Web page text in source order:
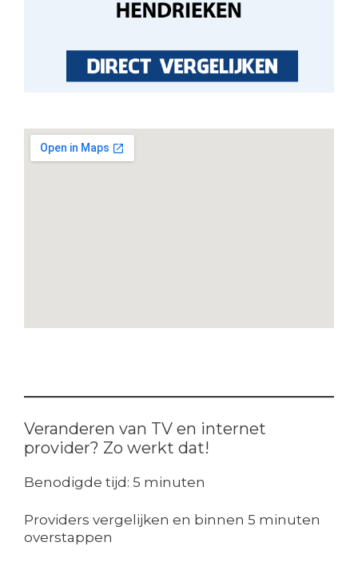
Veranderen van TV en internet
provider? Zo werkt dat!
Benodigde tijd: 5 minuten
Providers vergelijken en binnen 5 minuten
overstappen